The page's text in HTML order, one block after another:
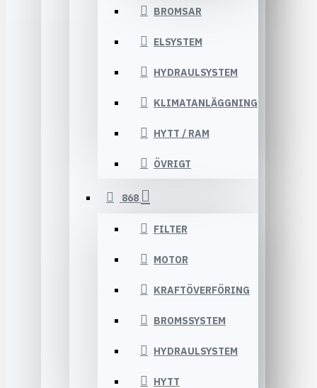
BROMSAR
ELSYSTEM
HYDRAULSYSTEM
KLIMATANLÄGGNING
HYTT / RAM
ÖVRIGT
868
FILTER
MOTOR
KRAFTÖVERFÖRING
BROMSSYSTEM
HYDRAULSYSTEM
HYTT